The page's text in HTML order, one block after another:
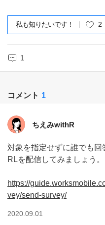
私も知りたいです！ 2
1
コメント 1
ちえみwithR
対象を指定せずに誰でも
RLを配信してみましょう。
https://
vey/send-survey/
2020.09.01